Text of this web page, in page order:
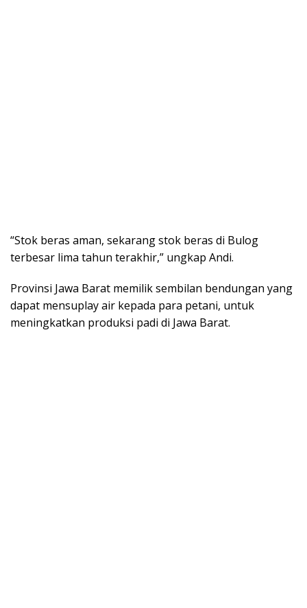
“Stok beras aman, sekarang stok beras di Bulog
terbesar lima tahun terakhir,” ungkap Andi.
Provinsi Jawa Barat memilik sembilan bendungan yang
dapat mensuplay air kepada para petani, untuk
meningkatkan produksi padi di Jawa Barat.